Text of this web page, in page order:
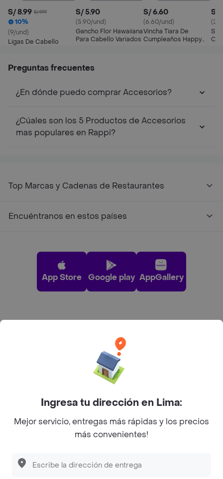
S/ 8.99 S/ 9.99
10%
(9/und)
Ligas De Cabello
S/ 5.90
(5.90/und)
Gancho Flor Hawaiiana
Para Cabello Variados
S/ 6.60
(6.60/und)
Vincha Tiara De
Cumpleaños Happy
S/
(2/
Set
Preguntas frecuentes
¿En dónde puedo comprar Accesorios?
¿Cúales son los 5 Productos de Accesorios
mas populares en Rappi?
Top Marcas y Cadenas de Restaurantes
Encuéntranos en estos países
App Store Google play AppGallery
Sobre Rappi
Ingresa tu dirección en Lima:
Mejor servicio, entregas más rápidas y los precios
más convenientes!